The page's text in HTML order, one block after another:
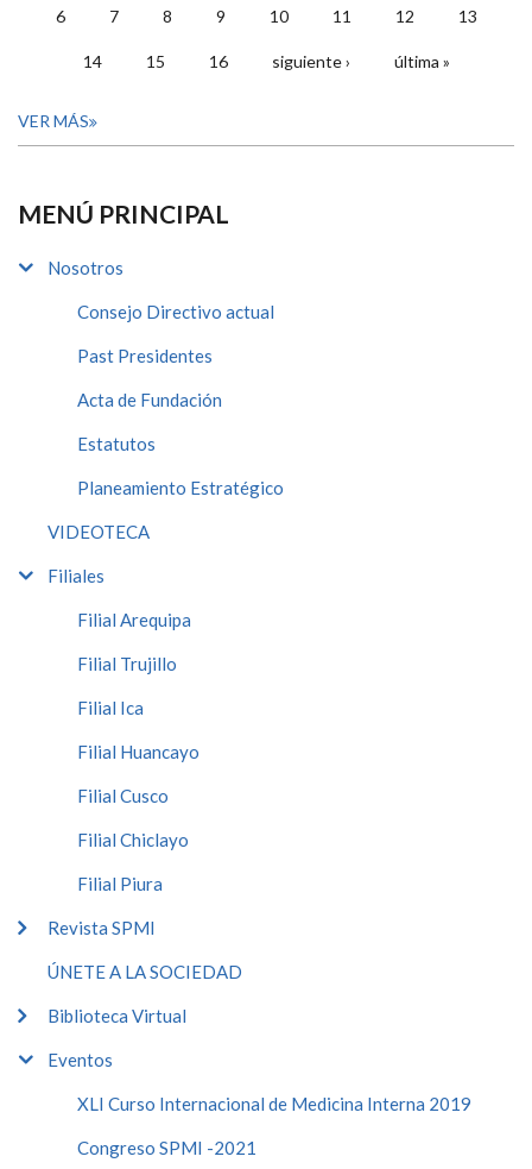
6 7 8 9 10 11 12 13
14 15 16 siguiente › última »
VER MÁS
MENÚ PRINCIPAL
Nosotros
Consejo Directivo actual
Past Presidentes
Acta de Fundación
Estatutos
Planeamiento Estratégico
VIDEOTECA
Filiales
Filial Arequipa
Filial Trujillo
Filial Ica
Filial Huancayo
Filial Cusco
Filial Chiclayo
Filial Piura
Revista SPMI
ÚNETE A LA SOCIEDAD
Biblioteca Virtual
Eventos
XLI Curso Internacional de Medicina Interna 2019
Congreso SPMI -2021